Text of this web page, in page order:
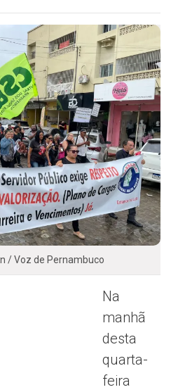
/ Voz de Pernambuco
Na
manhã
desta
quarta-
feira